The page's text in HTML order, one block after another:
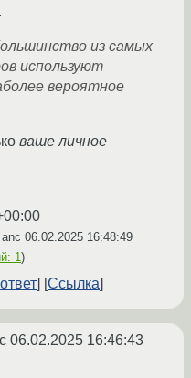
из самых
используют
вероятное
ваше личное
06.02.2025 16:48:49
1)
Ссылка
06.02.2025 16:46:43